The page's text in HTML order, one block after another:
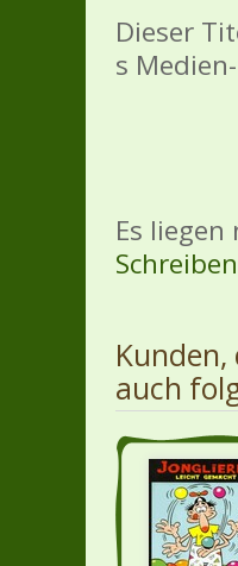
Dieser
s
Es
auch